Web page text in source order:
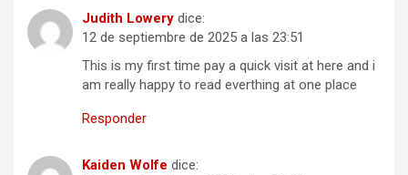
Judith Lowery dice:
12 de septiembre de 2025 a las 23:51
This is my first time pay a quick visit at here and i
am really happy to read everthing at one place
Responder
Kaiden Wolfe dice: